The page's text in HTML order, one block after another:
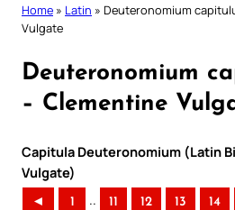
Home » Latin » Deuteronomium
Vulgate
Deuteronomium
– Clementine
Capitula Deuteronomium (Latin
Vulgate)
◄ 1 .. 11 12 13 14